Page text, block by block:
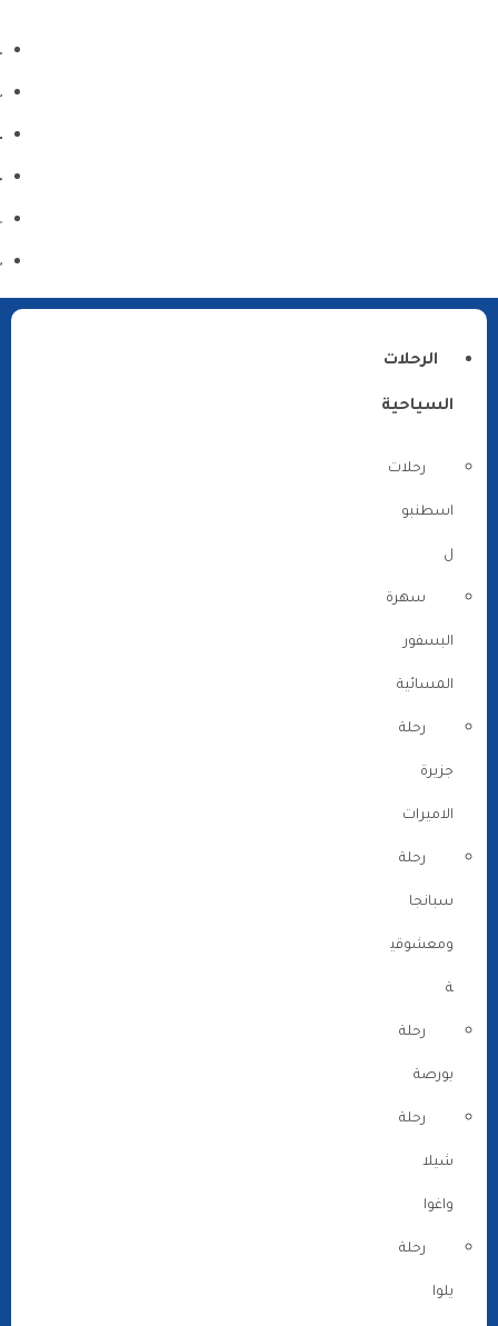
الرحلات
السياحية
رحلات
اسطنبو
ل
سهرة
البسفور
المسائية
رحلة
جزيرة
الاميرات
رحلة
سبانجا
ومعشوقي
ة
رحلة
بورصة
رحلة
شيلا
واغوا
رحلة
يلوا